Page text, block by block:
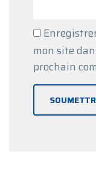
mon site
prochain